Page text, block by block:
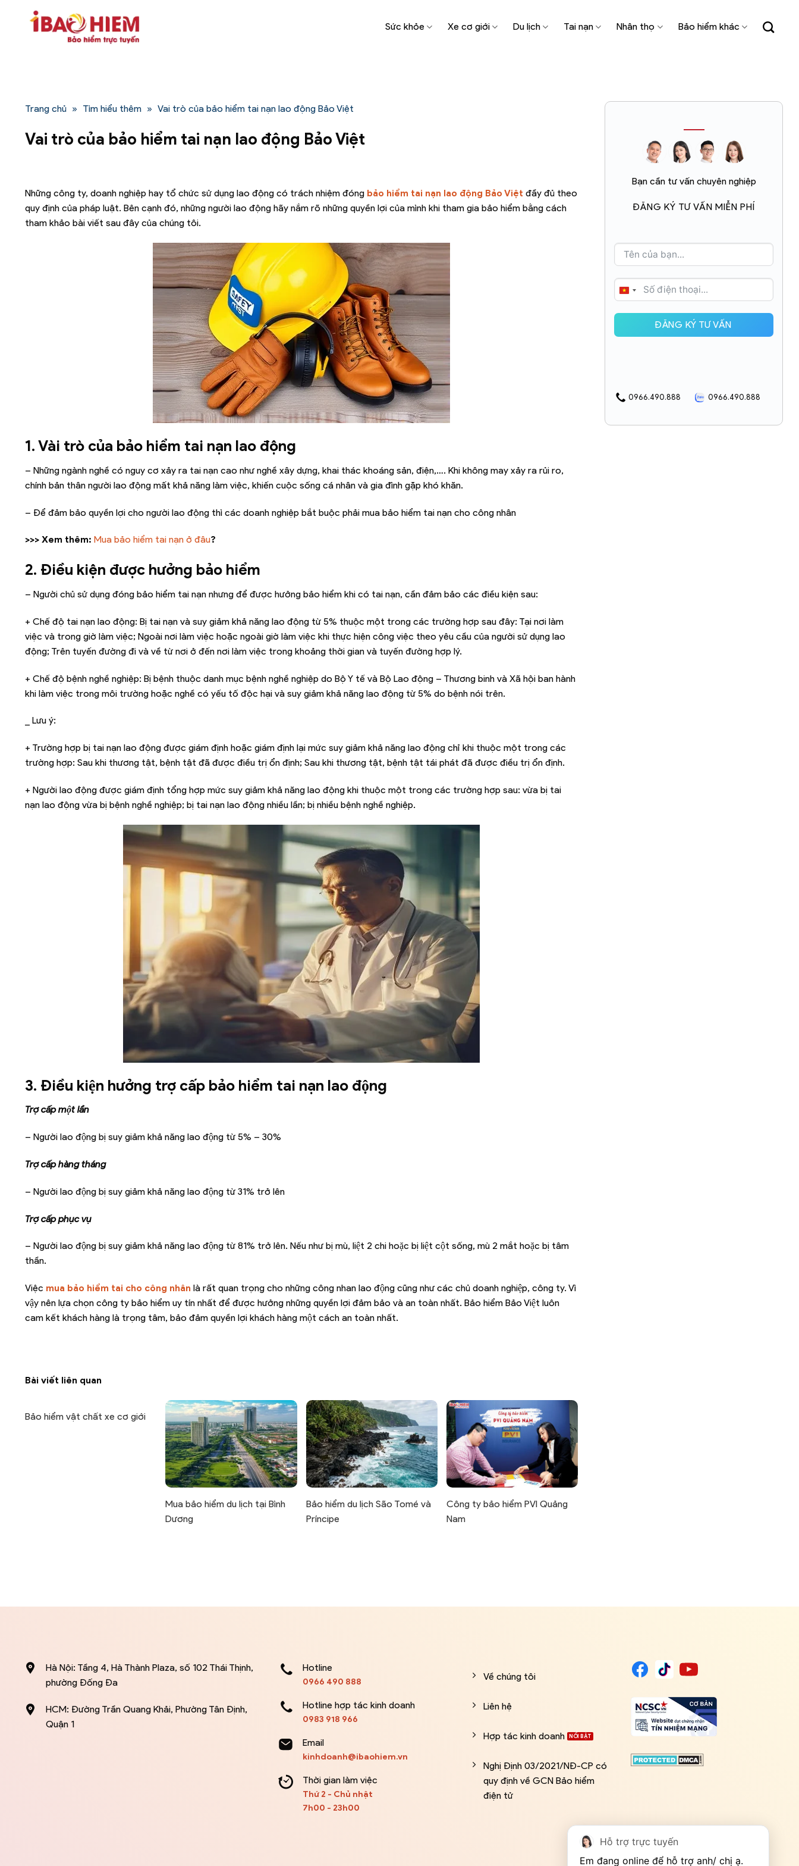
Sức khỏe Xe cơ giới Du lịch Tai nạn Nhân thọ Bảo hiểm khác
Trang chủ » Tìm hiểu thêm » Vai trò của bảo hiểm tai nạn lao động Bảo Việt
Vai trò của bảo hiểm tai nạn lao động Bảo Việt
Những công ty, doanh nghiệp hay tổ chức sử dụng lao động có trách nhiệm đóng bảo hiểm tai nạn lao động Bảo Việt đầy đủ theo
quy định của pháp luật. Bên cạnh đó, những người lao động hãy nắm rõ những quyền lợi của mình khi tham gia bảo hiểm bằng cách
tham khảo bài viết sau đây của chúng tôi.
1. Vài trò của bảo hiểm tai nạn lao động
– Những ngành nghề có nguy cơ xảy ra tai nạn cao như nghề xây dựng, khai thác khoáng sản, điện,…. Khi không may xảy ra rủi ro,
chính bản thân người lao động mất khả năng làm việc, khiến cuộc sống cá nhân và gia đình gặp khó khăn.
– Để đảm bảo quyền lợi cho người lao động thì các doanh nghiệp bắt buộc phải mua bảo hiểm tai nạn cho công nhân
>>> Xem thêm: Mua bảo hiểm tai nạn ở đâu?
2. Điều kiện được hưởng bảo hiểm
– Người chủ sử dụng đóng bảo hiểm tai nạn nhưng để được hưởng bảo hiểm khi có tai nạn, cần đảm bảo các điều kiện sau:
+ Chế độ tai nạn lao động: Bị tai nạn và suy giảm khả năng lao động từ 5% thuộc một trong các trường hợp sau đây: Tại nơi làm
việc và trong giờ làm việc; Ngoài nơi làm việc hoặc ngoài giờ làm việc khi thực hiện công việc theo yêu cầu của người sử dụng lao
động; Trên tuyến đường đi và về từ nơi ở đến nơi làm việc trong khoảng thời gian và tuyến đường hợp lý.
+ Chế độ bệnh nghề nghiệp: Bị bệnh thuộc danh mục bệnh nghề nghiệp do Bộ Y tế và Bộ Lao động – Thương binh và Xã hội ban hành
khi làm việc trong môi trường hoặc nghề có yếu tố độc hại và suy giảm khả năng lao động từ 5% do bệnh nói trên.
_ Lưu ý:
+ Trường hợp bị tai nạn lao động được giám định hoặc giám định lại mức suy giảm khả năng lao động chỉ khi thuộc một trong các
trường hợp: Sau khi thương tật, bệnh tật đã được điều trị ổn định; Sau khi thương tật, bệnh tật tái phát đã được điều trị ổn định.
+ Người lao động được giám định tổng hợp mức suy giảm khả năng lao động khi thuộc một trong các trường hợp sau: vừa bị tai
nạn lao động vừa bị bệnh nghề nghiệp; bị tai nạn lao động nhiều lần; bị nhiều bệnh nghề nghiệp.
3. Điều kiện hưởng trợ cấp bảo hiểm tai nạn lao động
Trợ cấp một lần
– Người lao động bị suy giảm khả năng lao động từ 5% – 30%
Trợ cấp hàng tháng
– Người lao động bị suy giảm khả năng lao động từ 31% trở lên
Trợ cấp phục vụ
– Người lao động bị suy giảm khả năng lao động từ 81% trở lên. Nếu như bị mù, liệt 2 chi hoặc bị liệt cột sống, mù 2 mắt hoặc bị tâm
thần.
Việc mua bảo hiểm tai cho công nhân là rất quan trọng cho những công nhan lao động cũng như các chủ doanh nghiệp, công ty. Vì
vậy nên lựa chọn công ty bảo hiểm uy tín nhất để được hưởng những quyền lợi đảm bảo và an toàn nhất. Bảo hiểm Bảo Việt luôn
cam kết khách hàng là trọng tâm, bảo đảm quyền lợi khách hàng một cách an toàn nhất.
Bài viết liên quan
Bảo hiểm vật chất xe cơ giới
Mua bảo hiểm du lịch tại Bình
Dương
Bảo hiểm du lịch São Tomé và
Príncipe
Công ty bảo hiểm PVI Quảng
Nam
Bạn cần tư vấn chuyên nghiệp
ĐĂNG KÝ TƯ VẤN MIỄN PHÍ
VIETNAM
ĐĂNG KÝ TƯ VẤN
0966.490.888 0966.490.888
Hà Nội: Tầng 4, Hà Thành Plaza, số 102 Thái Thịnh,
phường Đống Đa
HCM: Đường Trần Quang Khải, Phường Tân Định,
Quận 1
Hotline
0966 490 888
Hotline hợp tác kinh doanh
0983 918 966
Email
kinhdoanh@ibaohiem.vn
Thời gian làm việc
Thứ 2 - Chủ nhật
7h00 - 23h00
Về chúng tôi
Liên hệ
Hợp tác kinh doanh
Nghị Định 03/2021/NĐ-CP có
quy định về GCN Bảo hiểm
điện tử
Hỗ trợ trực tuyến
Em đang online để hỗ trợ anh/ chị ạ.